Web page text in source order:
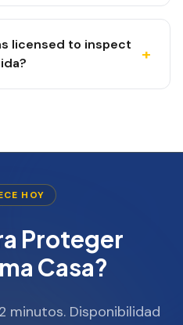
licensed to inspect
+
HOY
Proteger
Casa?
minutos. Disponibilidad